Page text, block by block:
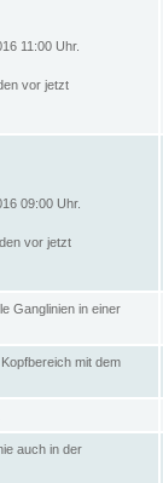
11:00 Uhr.
vor jetzt
09:00 Uhr.
vor jetzt
Ganglinien in einer
mit dem
auch in der